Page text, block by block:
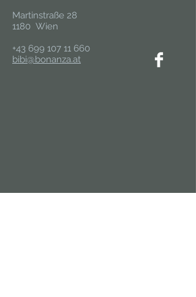
Martinstraße 28
1180 Wien
+43 699 107 11 660
bibi@bonanza.at